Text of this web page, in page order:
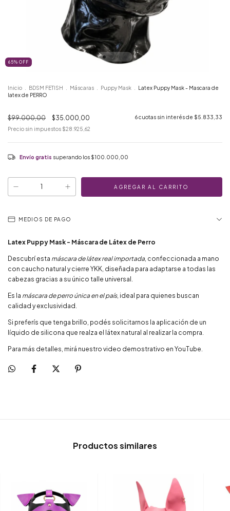
65% OFF
Inicio BDSM FETISH Máscaras Puppy Mask
Latex Puppy Mask - Mascara de
latex de PERRO
$99.000,00 $35.000,00 6cuotas sin interés de $5.833,33
Precio sin impuestos $28.925,62
Envío gratis superando los $100.000,00
MEDIOS DE PAGO
Latex Puppy Mask - Máscara de Látex de Perro
Descubrí esta máscara de látex real importada, confeccionada a mano
con caucho natural y cierre YKK, diseñada para adaptarse a todas las
cabezas gracias a su único talle universal.
Es la máscara de perro única en el país, ideal para quienes buscan
calidad y exclusividad.
Si preferís que tenga brillo, podés solicitarnos la aplicación de un
líquido de silicona que realza el látex natural al realizar la compra.
Para más detalles, mirá nuestro video demostrativo en YouTube.
Productos similares